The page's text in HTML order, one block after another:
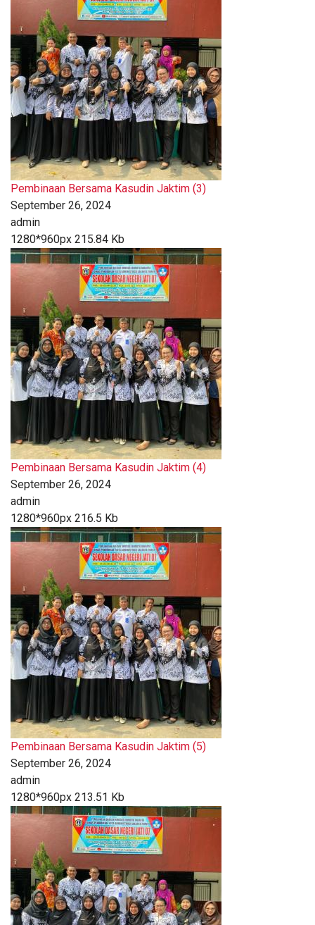
Pembinaan Bersama Kasudin Jaktim (3)
September 26, 2024
admin
1280*960px 215.84 Kb
Pembinaan Bersama Kasudin Jaktim (4)
September 26, 2024
admin
1280*960px 216.5 Kb
Pembinaan Bersama Kasudin Jaktim (5)
September 26, 2024
admin
1280*960px 213.51 Kb